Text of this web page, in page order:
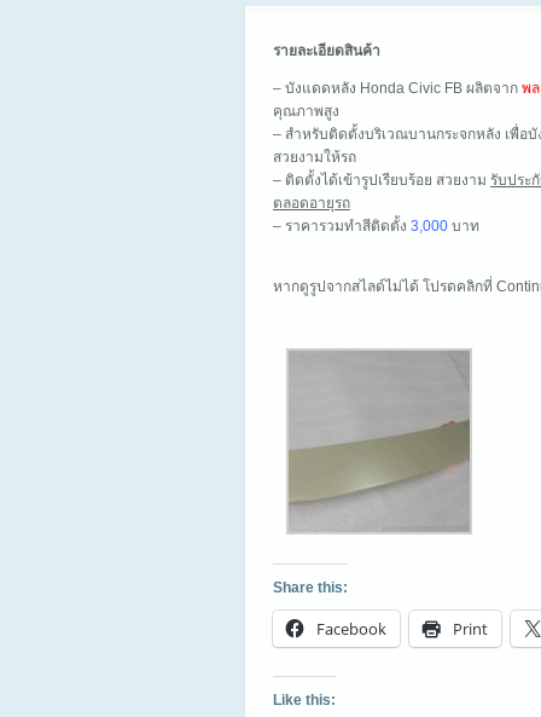
รายละเอียดสินค้า
– บังแดดหลัง Honda Civic FB ผลิตจาก พ
คุณภาพสูง
– สำหรับติดตั้งบริเวณบานกระจกหลัง เพื่อ
สวยงามให้รถ
– ติดตั้งได้เข้ารูปเรียบร้อย สวยงาม รับประ
ตลอดอายุรถ
– ราคารวมทำสีติดตั้ง 3,000 บาท
หากดูรูปจากสไลด์ไม่ได้ โปรดคลิกที่
Share this:
Facebook Print
Like this: